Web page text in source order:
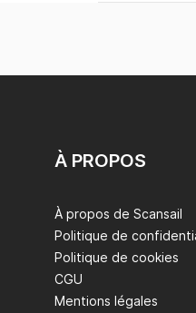
À PROPOS
À propos de Scansail
Politique de
Politique de cookies
CGU
Mentions légales